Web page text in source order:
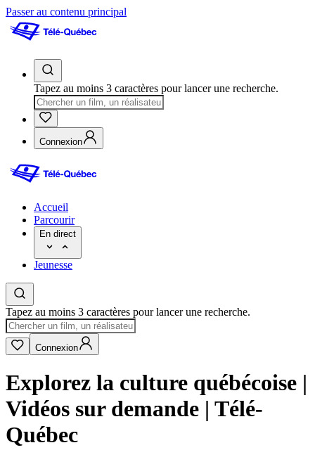
Passer au contenu principal
Tapez au moins 3 caractères pour lancer une recherche.
Connexion
Accueil
Parcourir
En direct
Jeunesse
Tapez au moins 3 caractères pour lancer une recherche.
Connexion
Explorez la culture québécoise |
Vidéos sur demande | Télé-
Québec